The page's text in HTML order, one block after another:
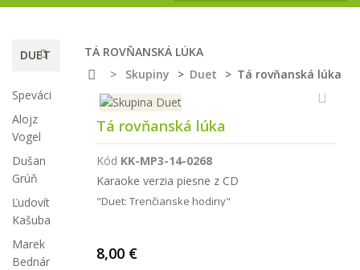
DUET
Speváci
Alojz
Vogel
Dušan
Grúň
Ľudovít
Kašuba
Marek
Bednár
TÁ ROVŇANSKÁ LÚKA
>
Skupiny > Duet > Tá rovňanská lúka
Tá rovňanská lúka
Kód KK-MP3-14-0268
Karaoke verzia piesne z CD
"Duet: Trenčianske hodiny"
8,00 €